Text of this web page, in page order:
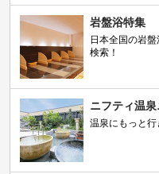
岩盤浴特集
日本全国の岩
検索！
ニフティ温
温泉にもっと